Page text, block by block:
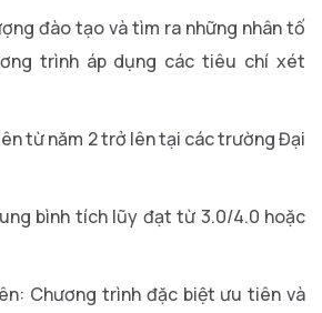
đào tạo và tìm ra những nhân tố
trình áp dụng các tiêu chí xét
từ năm 2 trở lên tại các trường Đại
bình tích lũy đạt từ 3.0/4.0 hoặc
Chương trình đặc biệt ưu tiên và